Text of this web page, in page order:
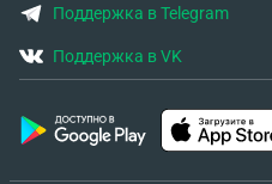
Поддержка в Telegram
Поддержка в VK